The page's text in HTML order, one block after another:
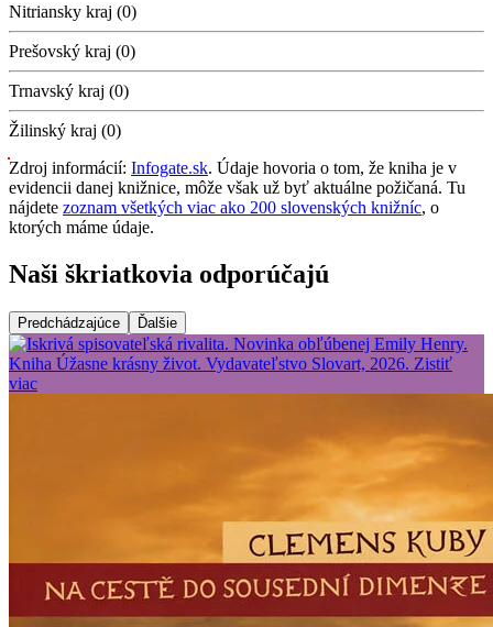
Nitriansky kraj (0)
Prešovský kraj (0)
Trnavský kraj (0)
Žilinský kraj (0)
Zdroj informácií: Infogate.sk. Údaje hovoria o tom, že kniha je v
evidencii danej knižnice, môže však už byť aktuálne požičaná. Tu
nájdete zoznam všetkých viac ako 200 slovenských knižníc, o
ktorých máme údaje.
Naši škriatkovia odporúčajú
Predchádzajúce Ďalšie